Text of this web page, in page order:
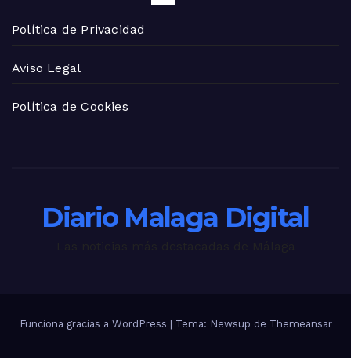
Política de Privacidad
Aviso Legal
Política de Cookies
Diario Malaga Digital
Funciona gracias a WordPress Tema: Newsup de Themeansar